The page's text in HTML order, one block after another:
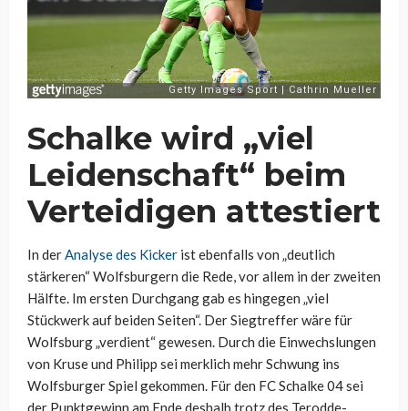
Schalke wird „viel
Leidenschaft“ beim
Verteidigen attestiert
In derAnalyse des Kicker ist ebenfalls von „deutlich
stärkeren“ Wolfsburgern die Rede, vor allem in der zweiten
Hälfte. Im ersten Durchgang gab es hingegen „viel
Stückwerk auf beiden Seiten“. Der Siegtreffer wäre für
Wolfsburg „verdient“ gewesen. Durch die Einwechslungen
von Kruse und Philipp sei merklich mehr Schwung ins
Wolfsburger Spiel gekommen. Für den FC Schalke 04 sei
der Punktgewinn am Ende deshalb trotz des Terodde-